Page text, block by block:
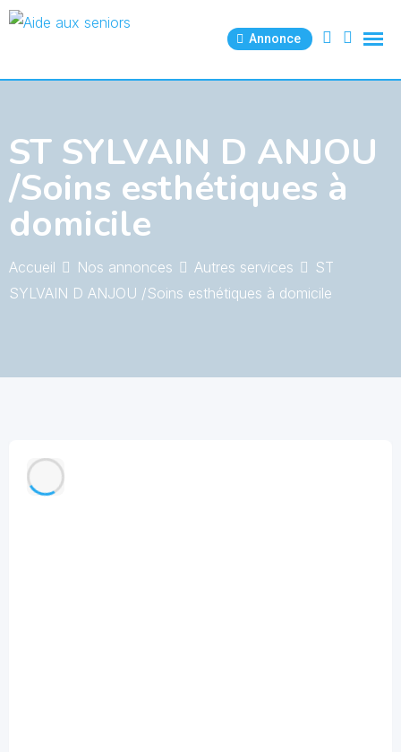
Skip
Annonce
ST SYLVAIN D ANJOU
/Soins esthétiques à
domicile
Accueil Nos annonces Autres services
ST
SYLVAIN D ANJOU /Soins esthétiques à domicile